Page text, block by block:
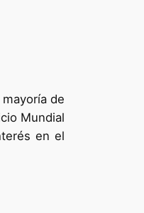
de
Mundial
en el